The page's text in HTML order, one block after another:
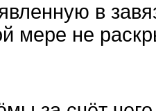
в
мере не